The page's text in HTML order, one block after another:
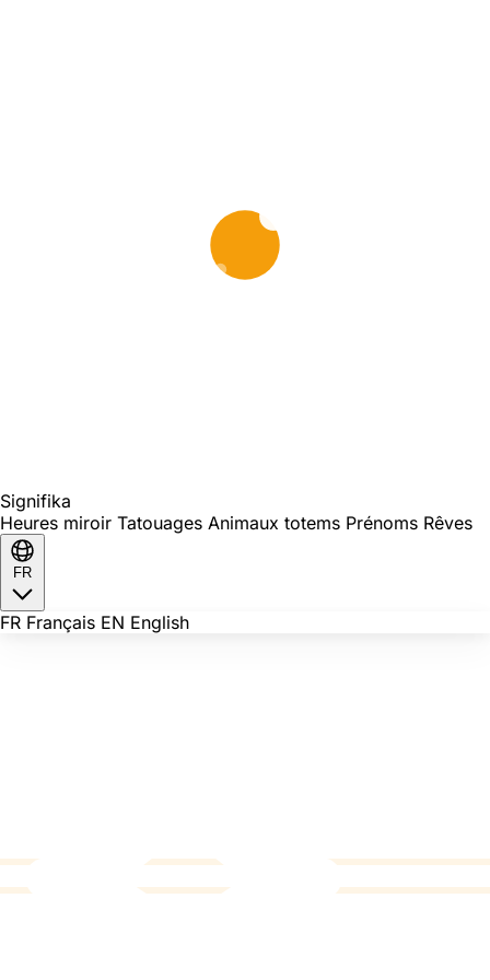
Signifika
Heures miroir Tatouages Animaux totems Prénoms Rêves
FR
FR Français EN English